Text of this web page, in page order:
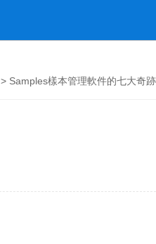
> Samples樣本管理軟件的七大奇跡